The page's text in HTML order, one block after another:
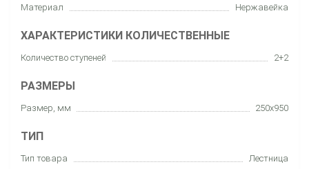
Материал Нержавейка
ХАРАКТЕРИСТИКИ КОЛИЧЕСТВЕННЫЕ
Количество ступеней 2+2
РАЗМЕРЫ
Размер, мм 250x950
ТИП
Тип товара Лестница